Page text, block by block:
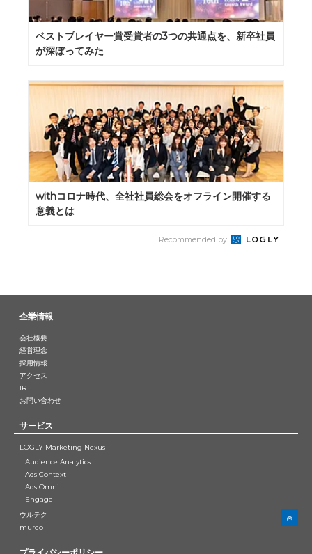
ベストプレイヤー賞受賞者の3つの共通点を、新卒社員
が深ぼってみた
withコロナ時代、全社社員総会をオフライン開催する
意義とは
Recommended by
企業情報
会社概要
経営理念
採用情報
アクセス
IR
お問い合わせ
サービス
LOGLY Marketing Nexus
Audience Analytics
Ads Context
Ads Omni
Engage
ウルテク
mureo